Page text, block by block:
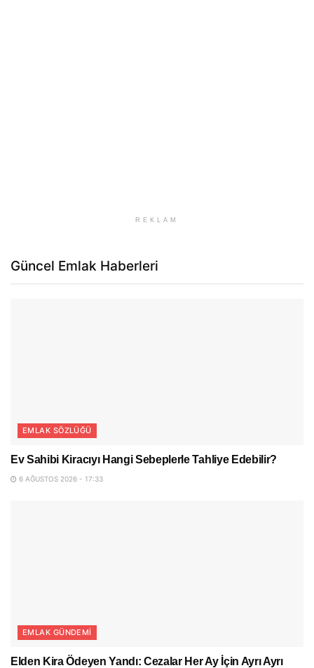
REKLAM
Güncel Emlak Haberleri
EMLAK SÖZLÜĞÜ
Ev Sahibi Kiracıyı Hangi Sebeplerle Tahliye Edebilir?
6 AĞUSTOS 2026 - 17:33
EMLAK GÜNDEMI
Elden Kira Ödeyen Yandı: Cezalar Her Ay İçin Ayrı Ayrı